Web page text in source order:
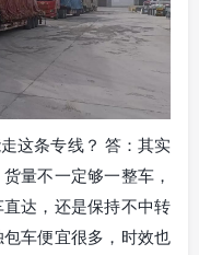
这条专线？ 答：其实
量不一定够一整车，
达，还是保持不中转
车便宜很多，时效也